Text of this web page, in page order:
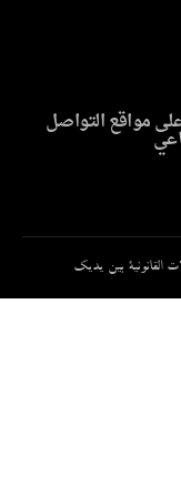
التواصل
بين يديك